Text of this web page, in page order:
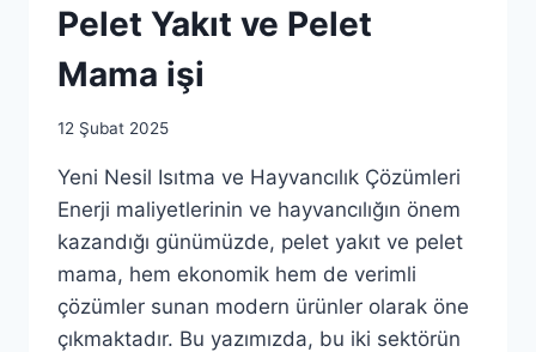
Pelet Yakıt ve Pelet
Mama işi
By
12 Şubat 2025
Yeni Nesil Isıtma ve Hayvancılık Çözümleri
Enerji maliyetlerinin ve hayvancılığın önem
kazandığı günümüzde, pelet yakıt ve pelet
mama, hem ekonomik hem de verimli
çözümler sunan modern ürünler olarak öne
çıkmaktadır. Bu yazımızda, bu iki sektörün